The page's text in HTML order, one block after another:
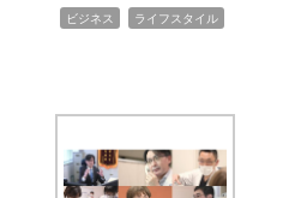
ビジネス ライフスタイル